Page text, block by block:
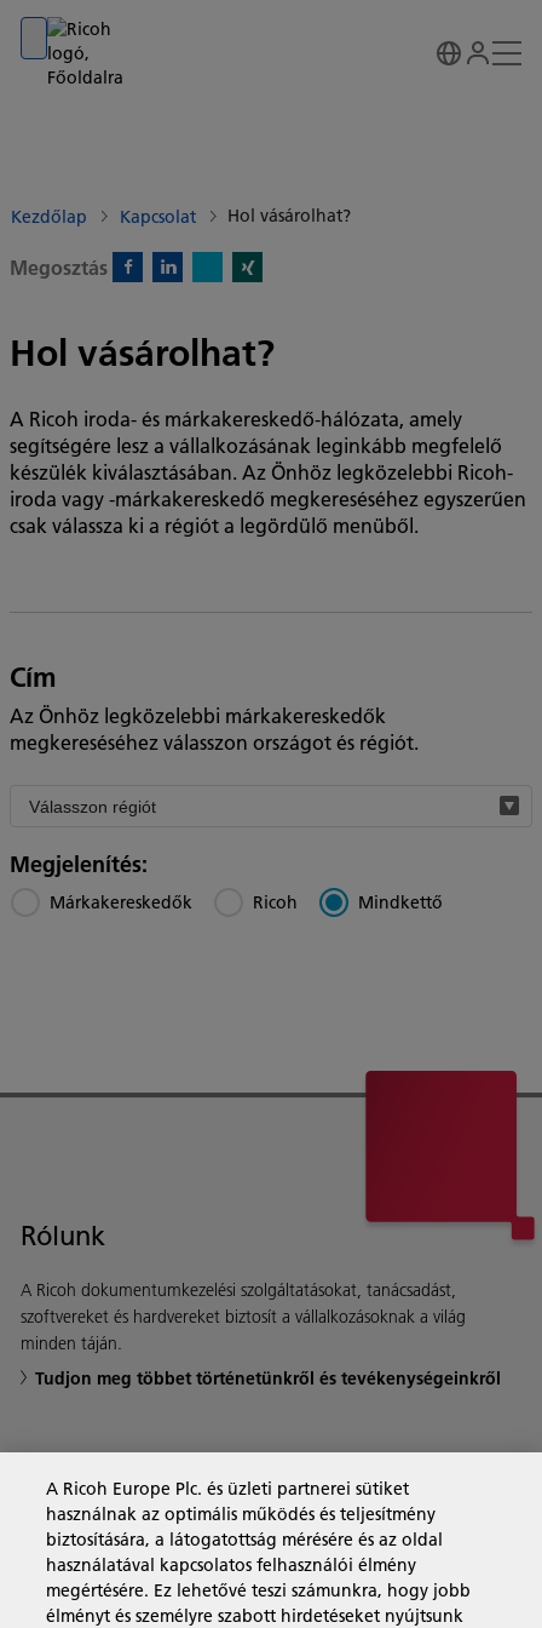
Go to banner
Go to content
Go to footer
Kezdőlap Kapcsolat Hol vásárolhat?
Megosztás
Hol vásárolhat?
A Ricoh iroda- és márkakereskedő-hálózata, amely
segítségére lesz a vállalkozásának leginkább megfelelő
készülék kiválasztásában. Az Önhöz legközelebbi Ricoh-
iroda vagy -márkakereskedő megkereséséhez egyszerűen
csak válassza ki a régiót a legördülő menüből.
Cím
Az Önhöz legközelebbi márkakereskedők
megkereséséhez válasszon országot és régiót.
Filter
region
Megjelenítés:
Márkakereskedők Ricoh Mindkettő
Rólunk
A Ricoh dokumentumkezelési szolgáltatásokat, tanácsadást,
szoftvereket és hardvereket biztosít a vállalkozásoknak a világ
minden táján.
Tudjon meg többet történetünkről és tevékenységeinkről
Business Solutions
Termékek és szolgáltatások
A Ricoh Europe Plc. és üzleti partnerei sütiket
használnak az optimális működés és teljesítmény
biztosítására, a látogatottság mérésére és az oldal
használatával kapcsolatos felhasználói élmény
megértésére. Ez lehetővé teszi számunkra, hogy jobb
élményt és személyre szabott hirdetéseket nyújtsunk